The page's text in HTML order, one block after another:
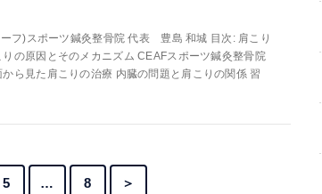
フ)スポーツ鍼灸整骨院 代表 豊島 和城 目次: 肩こり
の原因とそのメカニズム CEAFスポーツ鍼灸整骨院
ら見た肩こりの治療 内臓の問題と肩こりの関係 習
5 … 8 ＞